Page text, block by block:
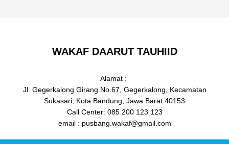
WAKAF DAARUT TAUHIID
Alamat :
Jl. Gegerkalong Girang No.67, Gegerkalong, Kecamatan
Sukasari, Kota Bandung, Jawa Barat 40153
Call Center: 085 200 123 123
email : pusbang.wakaf@gmail.com